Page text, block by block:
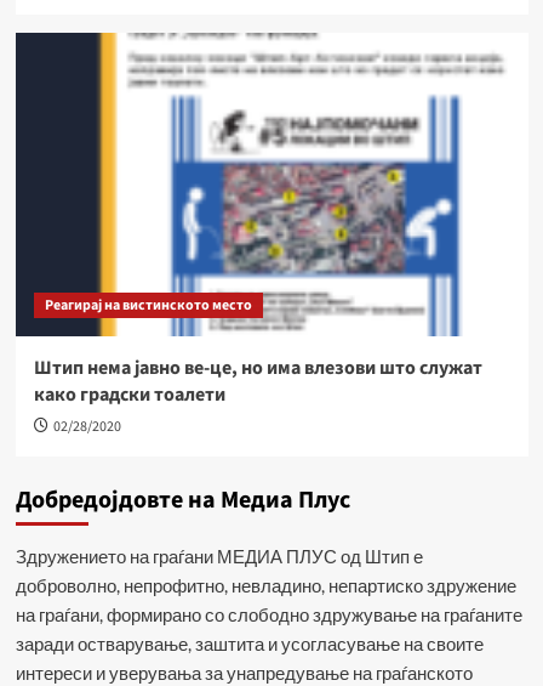
Реагирај на вистинското место
Штип нема јавно ве-це, но има влезови што служат
како градски тоалети
02/28/2020
Добредојдовте на Медиа Плус
Здружението на граѓани МЕДИА ПЛУС од Штип е
доброволно, непрофитно, невладино, непартиско здружение
на граѓани, формирано со слободно здружување на граѓаните
заради остварување, заштита и усогласување на своите
интереси и уверувања за унапредување на граѓанското